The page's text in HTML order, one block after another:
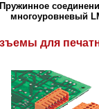
Пружинное
многоуровневый
для